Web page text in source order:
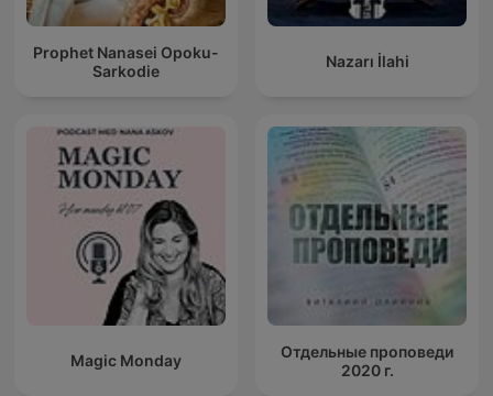
Prophet Nanasei Opoku-
Sarkodie
Nazarı İlahi
Magic Monday
Отдельные проповеди
2020 г.